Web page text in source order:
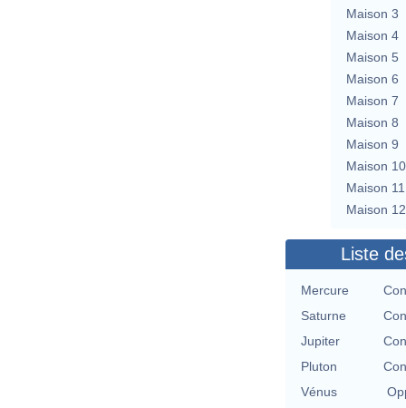
Maison 3
Maison 4
Maison 5
Maison 6
Maison 7
Maison 8
Maison 9
Maison 10
Maison 11
Maison 12
Liste
Mercure
Saturne
Jupiter
Pluton
Vénus